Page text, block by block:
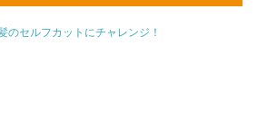
のセルフカットにチャレンジ！